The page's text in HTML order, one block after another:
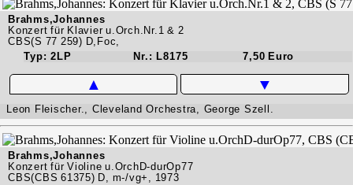
Brahms,Johannes
Konzert für Klavier u.Orch.Nr.1 & 2
CBS(S 77 259) D,Foc,
Typ: 2LP
Nr.: L8175 7,50 Euro
▲ ▼
Leon Fleischer., Cleveland Orchestra, George Szell.
Brahms,Johannes
Konzert für Violine u.OrchD-durOp77
CBS(CBS 61375) D, m-/vg+, 1973